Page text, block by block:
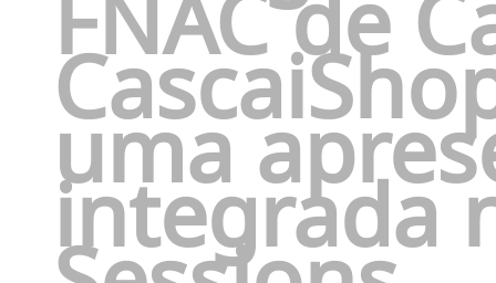
uma
integrada